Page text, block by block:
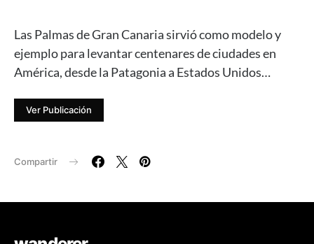
Las Palmas de Gran Canaria sirvió como modelo y
ejemplo para levantar centenares de ciudades en
América, desde la Patagonia a Estados Unidos…
Ver Publicación
Compartir